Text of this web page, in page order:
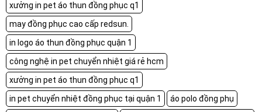
xưởng in pet áo thun đồng phục q1
may đồng phục cao cấp redsun.
in logo áo thun đồng phục quận 1
công nghệ in pet chuyển nhiệt giá rẻ hcm
xưởng in pet áo thun đồng phục q1
in pet chuyển nhiệt đồng phục tại quận 1
áo polo đồng phụ